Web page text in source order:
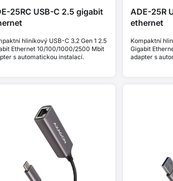
25RC USB-C 2.5 gigabit
hliníkový USB-C 3.2 Gen 1 2.5
Ethernet 10/100/1000/2500 Mbit
s automatickou instalací.
ADE-25R
ethernet
Kompaktní
Gigabit
adapter s